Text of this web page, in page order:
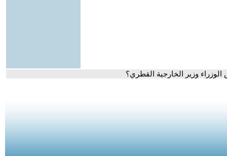
وزير الخارجية القطري؟